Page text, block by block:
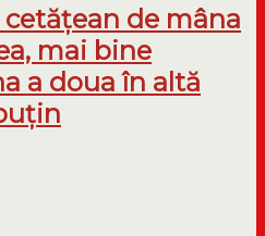
cetățean de mâna
mai bine
a doua în altă